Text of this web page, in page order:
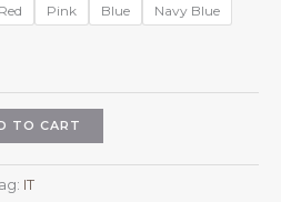
Red Pink Blue
Navy Blue
TO CART
IT